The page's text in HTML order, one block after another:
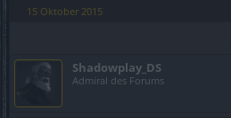
15 Oktober 2015
Shadowplay_DS
Admiral des Forums